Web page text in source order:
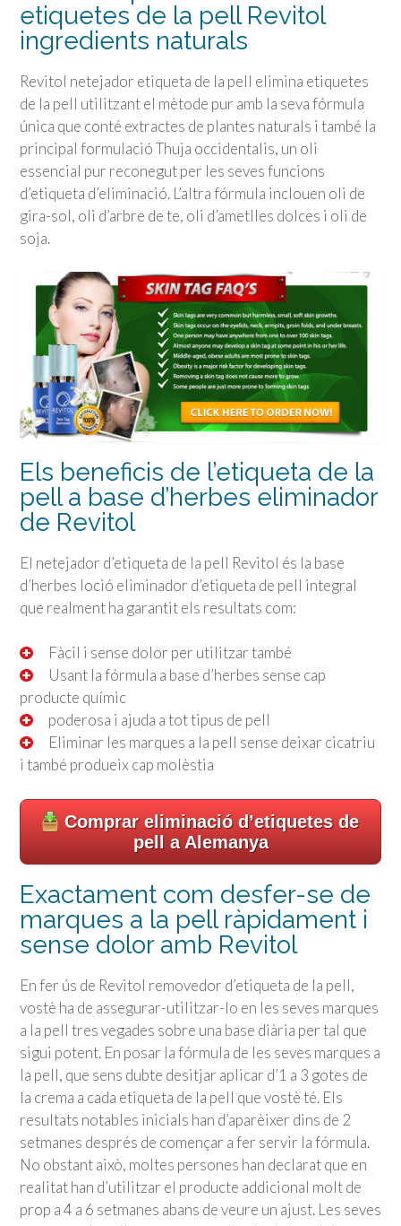
etiquetes de la pell Revitol
ingredients naturals
Revitol netejador etiqueta de la pell elimina etiquetes
de la pell utilitzant el mètode pur amb la seva fórmula
única que conté extractes de plantes naturals i també la
principal formulació Thuja occidentalis, un oli
essencial pur reconegut per les seves funcions
d’etiqueta d’eliminació. L’altra fórmula inclouen oli de
gira-sol, oli d’arbre de te, oli d’ametlles dolces i oli de
soja.
Els beneficis de l’etiqueta de la
pell a base d’herbes eliminador
de Revitol
El netejador d’etiqueta de la pell Revitol és la base
d’herbes loció eliminador d’etiqueta de pell integral
que realment ha garantit els resultats com:
Fàcil i sense dolor per utilitzar també
Usant la fórmula a base d’herbes sense cap
producte químic
poderosa i ajuda a tot tipus de pell
Eliminar les marques a la pell sense deixar cicatriu
i també produeix cap molèstia
Comprar eliminació d’etiquetes de
pell a Alemanya
Exactament com desfer-se de
marques a la pell ràpidament i
sense dolor amb Revitol
En fer ús de Revitol removedor d’etiqueta de la pell,
vostè ha de assegurar-utilitzar-lo en les seves marques
a la pell tres vegades sobre una base diària per tal que
sigui potent. En posar la fórmula de les seves marques a
la pell, que sens dubte desitjar aplicar d’1 a 3 gotes de
la crema a cada etiqueta de la pell que vostè té. Els
resultats notables inicials han d’aparèixer dins de 2
setmanes després de començar a fer servir la fórmula.
No obstant això, moltes persones han declarat que en
realitat han d’utilitzar el producte addicional molt de
prop a 4 a 6 setmanes abans de veure un ajust. Les seves